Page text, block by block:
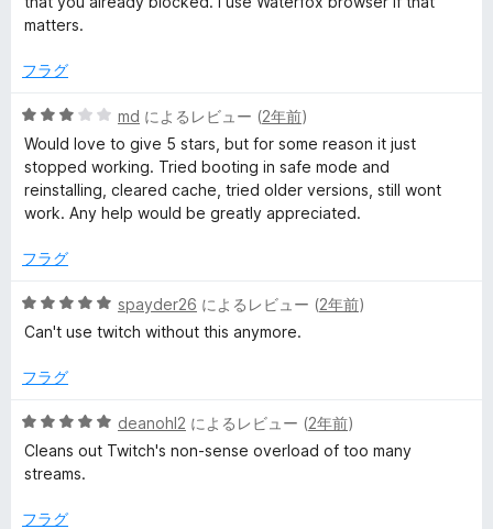
の
価
matters.
フラグ
5
段
階
中
3
評
md によるレビュー (2年前)
Would love to give 5 stars, but for some reason it just
stopped working. Tried booting in safe mode and
reinstalling, cleared cache, tried older versions, still wont
work. Any help would be greatly appreciated.
フラグ
5
段
中
の
評
価
spayder26 によるレビュー (2年前)
Can't use twitch without this anymore.
フラグ
5
段
階
5
deanohl2 によるレビュー (2年前)
Cleans out Twitch's non-sense overload of too many
streams.
フラグ